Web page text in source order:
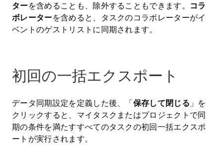
ターを含めることも、除外することもできます。
コラ
ボレーターを含めると、タスクのコラボレーターがイ
ベントのゲストリストに同期されます。
初回の一括エクスポート
データ同期設定を定義した後、「保存して閉じる 」を
クリックすると、マイタスクまたはプロジェクトで同
期の条件を満たすすべてのタスクの初回一括エクスポ
ートが実行されます。